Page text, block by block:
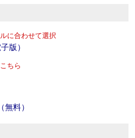
に合わせて選択
版）
ちら
無料）